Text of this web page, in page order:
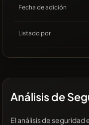
Fecha de adición
Listado por
Análisis de
El análisis de seguridad